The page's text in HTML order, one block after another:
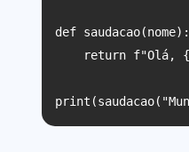
def saudacao(nome):
return f"Olá,